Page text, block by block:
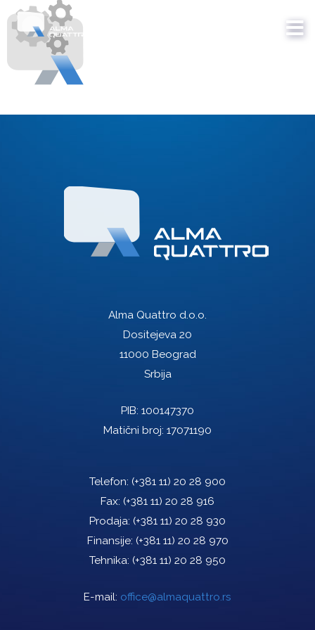
Alma Quattro d.o.o.
Dositejeva 20
11000 Beograd
Srbija
PIB: 100147370
Matični broj: 17071190
Telefon: (+381 11) 20 28 900
Fax: (+381 11) 20 28 916
Prodaja: (+381 11) 20 28 930
Finansije: (+381 11) 20 28 970
Tehnika: (+381 11) 20 28 950
E-mail: office@almaquattro.rs